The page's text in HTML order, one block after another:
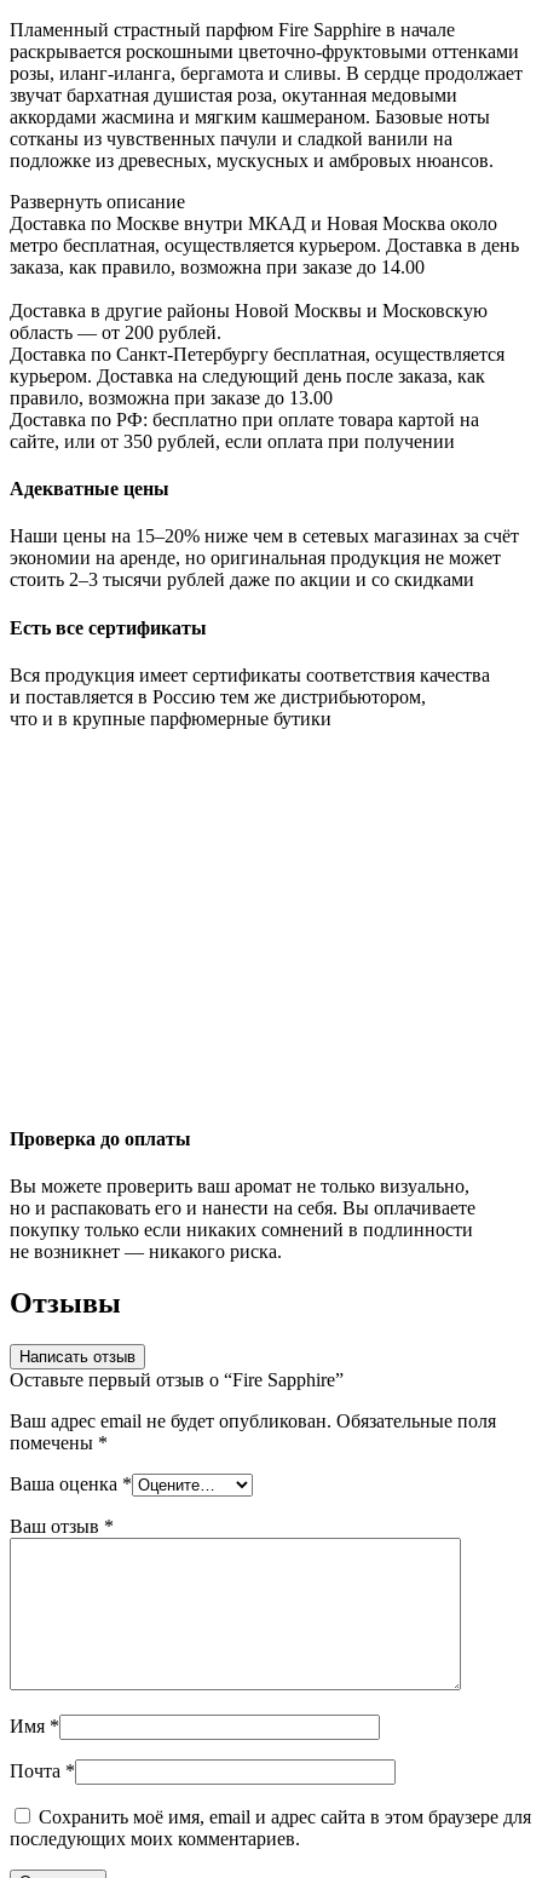
Пламенный страстный парфюм Fire Sapphire в начале
раскрывается роскошными цветочно-фруктовыми оттенками
розы, иланг-иланга, бергамота и сливы. В сердце продолжает
звучат бархатная душистая роза, окутанная медовыми
аккордами жасмина и мягким кашмераном. Базовые ноты
сотканы из чувственных пачули и сладкой ванили на
подложке из древесных, мускусных и амбровых нюансов.
Развернуть описание
Доставка по Москве внутри МКАД и Новая Москва около
метро бесплатная, осуществляется курьером. Доставка в день
заказа, как правило, возможна при заказе до 14.00
Доставка в другие районы Новой Москвы и Московскую
область — от 200 рублей.
Доставка по Санкт-Петербургу бесплатная, осуществляется
курьером. Доставка на следующий день после заказа, как
правило, возможна при заказе до 13.00
Доставка по РФ: бесплатно при оплате товара картой на
сайте, или от 350 рублей, если оплата при получении
Адекватные цены
Наши цены на 15–20% ниже чем в сетевых магазинах за счёт
экономии на аренде, но оригинальная продукция не может
стоить 2–3 тысячи рублей даже по акции и со скидками
Есть все сертификаты
Вся продукция имеет сертификаты соответствия качества
и поставляется в Россию тем же дистрибьютором,
что и в крупные парфюмерные бутики
Проверка до оплаты
Вы можете проверить ваш аромат не только визуально,
но и распаковать его и нанести на себя. Вы оплачиваете
покупку только если никаких сомнений в подлинности
не возникнет — никакого риска.
Отзывы
Написать отзыв
Оставьте первый отзыв о “Fire Sapphire”
Ваш адрес email не будет опубликован. Обязательные поля
помечены *
Ваша оценка *
Ваш отзыв *
Имя *
Почта *
Сохранить моё имя, email и адрес сайта в этом браузере для
последующих моих комментариев.